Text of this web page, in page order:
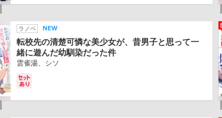
ラノベ
転校先の清楚可憐な美少女が、昔男子と思って一
緒に遊んだ幼馴染だった件
雲雀湯、シソ